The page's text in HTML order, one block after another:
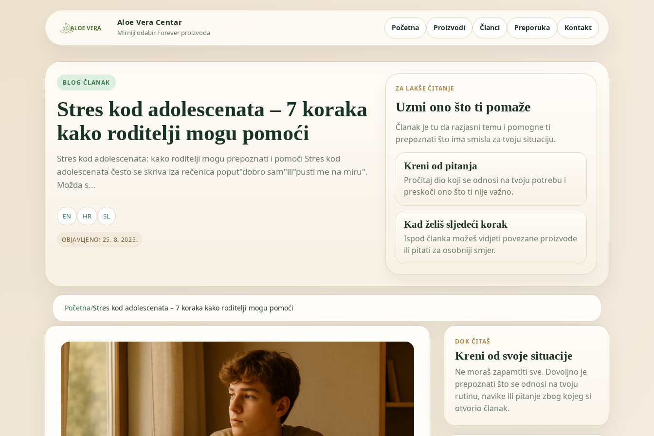
Aloe Vera Centar
Mirniji odabir Forever proizvoda
Početna Proizvodi Članci Preporuka Kontakt
BLOG ČLANAK
Stres kod adolescenata – 7 koraka
kako roditelji mogu pomoći
Stres kod adolescenata: kako roditelji mogu prepoznati i pomoći Stres kod
adolescenata često se skriva iza rečenica poput"dobro sam"ili"pusti me na miru".
Možda s...
EN HR SL
OBJAVLJENO: 25. 8. 2025.
ZA LAKŠE ČITANJE
Uzmi ono što ti pomaže
Članak je tu da razjasni temu i pomogne ti
prepoznati što ima smisla za tvoju situaciju.
Kreni od pitanja
Pročitaj dio koji se odnosi na tvoju potrebu i
preskoči ono što ti nije važno.
Kad želiš sljedeći korak
Ispod članka možeš vidjeti povezane proizvode
ili pitati za osobniji smjer.
Početna/Stres kod adolescenata – 7 koraka kako roditelji mogu pomoći
DOK ČITAŠ
Kreni od svoje situacije
Ne moraš zapamtiti sve. Dovoljno je
prepoznati što se odnosi na tvoju
rutinu, navike ili pitanje zbog kojeg si
otvorio članak.